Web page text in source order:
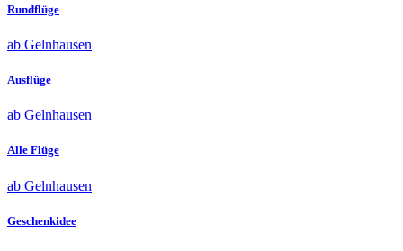
Rundflüge
ab Gelnhausen
Ausflüge
ab Gelnhausen
Alle Flüge
ab Gelnhausen
Geschenkidee